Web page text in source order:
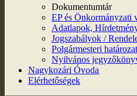
Dokumentumtár
EP és Önkormányzati
Adatlapok,
Jogszabályok /
Polgármesteri
Nyilvános
Nagykozári Óvoda
Elérhetőségek